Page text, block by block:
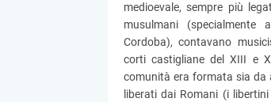
medioevale, sempre più
musulmani (specialmente
Cordoba), contavano
corti castigliane del XIII e
comunità era formata sia da
liberati dai Romani (i